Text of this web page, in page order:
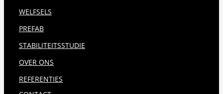
WELFSELS
PREFAB
STABILITEITSSTUDIE
OVER ONS
REFERENTIES